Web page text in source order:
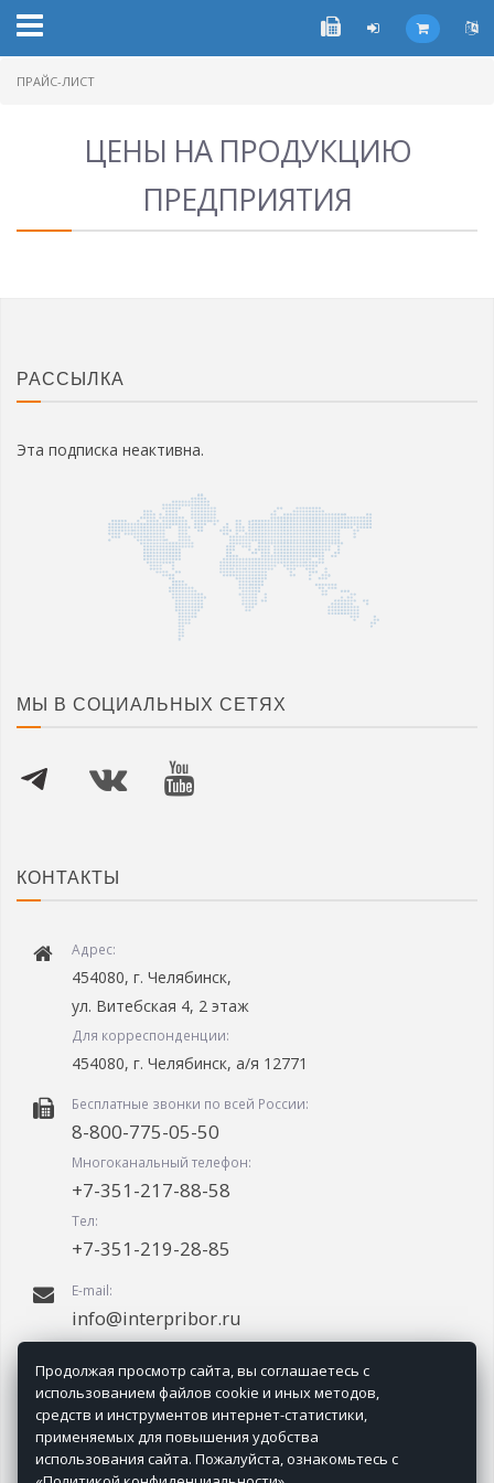
ПРАЙС-ЛИСТ
ЦЕНЫ НА ПРОДУКЦИЮ
ПРЕДПРИЯТИЯ
РАССЫЛКА
Эта подписка неактивна.
МЫ В СОЦИАЛЬНЫХ СЕТЯХ
КОНТАКТЫ
Адрес:
454080, г. Челябинск,
ул. Витебская 4, 2 этаж
Для корреспонденции:
454080, г. Челябинск, а/я 12771
Бесплатные звонки по всей России:
8-800-775-05-50
Многоканальный телефон:
+7-351-217-88-58
Тел:
+7-351-219-28-85
E-mail:
info@interpribor.ru
09.00-18.00 (мск + 2.00)
Продолжая просмотр сайта, вы соглашаетесь с
использованием файлов cookie и иных методов,
средств и инструментов интернет-статистики,
применяемых для повышения удобства
использования сайта. Пожалуйста, ознакомьтесь с